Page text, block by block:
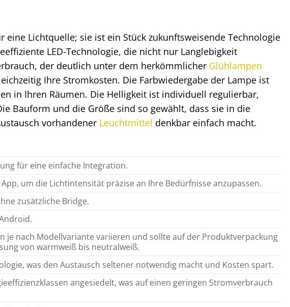
eine Lichtquelle; sie ist ein Stück zukunftsweisende Technologie
LED-Technologie, die nicht nur Langlebigkeit
der deutlich unter dem herkömmlicher Glühlampen
Ihre Stromkosten. Die Farbwiedergabe der Lampe ist
in Ihren Räumen. Die Helligkeit ist individuell regulierbar,
Bauform und die Größe sind so gewählt, dass sie in die
vorhandener Leuchtmittel denkbar einfach macht.
für eine einfache Integration.
um die Lichtintensität präzise an Ihre Bedürfnisse anzupassen.
zusätzliche Bridge.
je nach Modellvariante variieren und sollte auf der Produktverpackung
von warmweiß bis neutralweiß.
was den Austausch seltener notwendig macht und Kosten spart.
angesiedelt, was auf einen geringen Stromverbrauch